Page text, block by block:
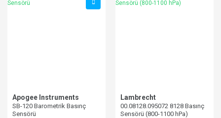
Apogee Instruments
SB-120 Barometrik Basınç
Sensörü
Lambrecht
00.08128.095072 8128 Basınç
Sensörü (800-1100 hPa)